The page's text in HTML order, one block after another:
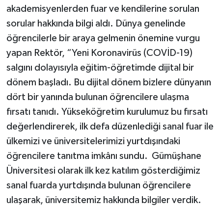
akademisyenlerden fuar ve kendilerine sorulan
sorular hakkında bilgi aldı. Dünya genelinde
öğrencilerle bir araya gelmenin önemine vurgu
yapan Rektör, “Yeni Koronavirüs (COVİD-19)
salgını dolayısıyla eğitim-öğretimde dijital bir
dönem başladı. Bu dijital dönem bizlere dünyanın
dört bir yanında bulunan öğrencilere ulaşma
fırsatı tanıdı. Yükseköğretim kurulumuz bu fırsatı
değerlendirerek, ilk defa düzenlediği sanal fuar ile
ülkemizi ve üniversitelerimizi yurtdışındaki
öğrencilere tanıtma imkânı sundu. Gümüşhane
Üniversitesi olarak ilk kez katılım gösterdiğimiz
sanal fuarda yurtdışında bulunan öğrencilere
ulaşarak, üniversitemiz hakkında bilgiler verdik.